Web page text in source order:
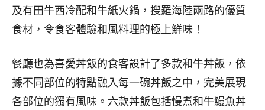
及有田牛西冷配和牛紙火鍋，搜羅海陸兩路的優質
食材，令食客體驗和風料理的極上鮮味！
餐廳也為喜愛丼飯的食客設計了多款和牛丼飯，依
據不同部位的特點融入每一碗丼飯之中，完美展現
各部位的獨有風味。六款丼飯包括慢煮和牛鰻魚丼